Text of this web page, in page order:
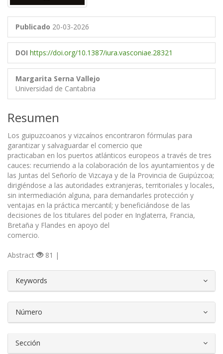
Publicado 20-03-2026
DOI https://doi.org/10.1387/iura.vasconiae.28321
Margarita Serna Vallejo
Universidad de Cantabria
Resumen
Los guipuzcoanos y vizcaínos encontraron fórmulas para
garantizar y salvaguardar el comercio que
practicaban en los puertos atlánticos europeos a través de tres
cauces: recurriendo a la colaboración de los ayuntamientos y de
las Juntas del Señorío de Vizcaya y de la Provincia de Guipúzcoa;
dirigiéndose a las autoridades extranjeras, territoriales y locales,
sin intermediación alguna, para demandarles protección y
ventajas en la práctica mercantil; y beneficiándose de las
decisiones de los titulares del poder en Inglaterra, Francia,
Bretaña y Flandes en apoyo del
comercio.
Abstract 81 |
Keywords
Número
Sección